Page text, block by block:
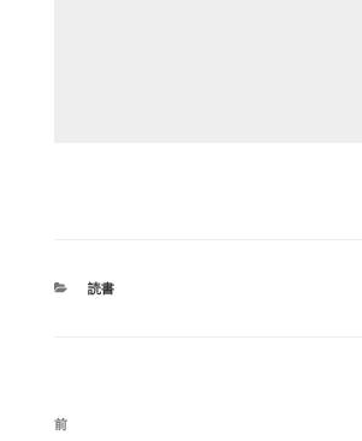
カ
読書
投
過
前